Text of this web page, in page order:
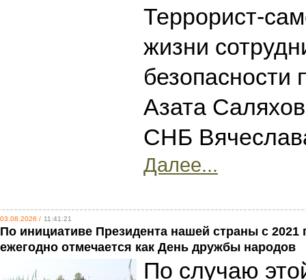
Террорист-
жизни
безопасности
Азата
СНБ
Далее...
03.08.2026 / 11:41:21
По инициативе Президента нашей страны с 2021
ежегодно отмечается как День дружбы народов
По случаю